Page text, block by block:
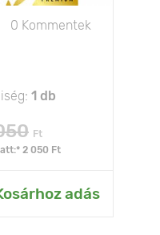
0 Kommentek
1 db
Ft
2 050 Ft
adás